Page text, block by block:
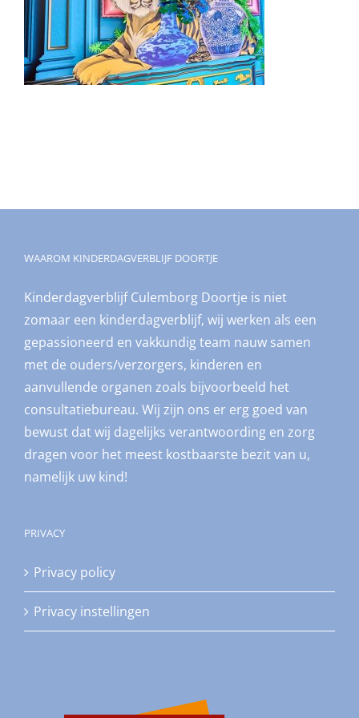
WAAROM KINDERDAGVERBLIJF DOORTJE
Kinderdagverblijf Culemborg Doortje is niet
zomaar een kinderdagverblijf, wij werken als een
gepassioneerd en vakkundig team nauw samen
met de ouders/verzorgers, kinderen en
aanvullende organen zoals bijvoorbeeld het
consultatiebureau. Wij zijn ons er erg goed van
bewust dat wij dagelijks verantwoording en zorg
dragen voor het meest kostbaarste bezit van u,
namelijk uw kind!
PRIVACY
Privacy policy
Privacy instellingen